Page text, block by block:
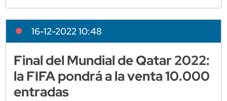
16-12-2022 10:48
Final del Mundial de Qatar 2022:
la FIFA pondrá a la venta 10.000
entradas